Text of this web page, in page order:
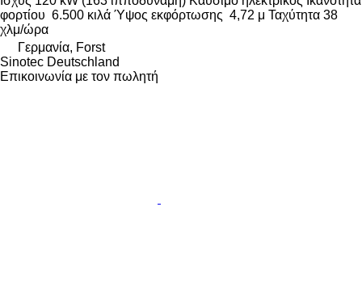
φορτίου 6.500 κιλά Ύψος εκφόρτωσης 4,72 μ Ταχύτητα 38
χλμ/ώρα
Γερμανία, Forst
Sinotec Deutschland
Επικοινωνία με τον πωλητή